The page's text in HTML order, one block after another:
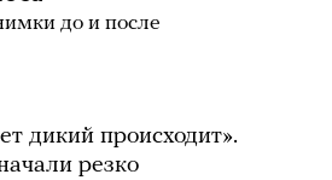
до и после
дикий происходит».
резко